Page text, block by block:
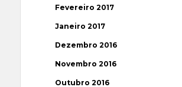
Fevereiro 2017
Janeiro 2017
Dezembro 2016
Novembro 2016
Outubro 2016